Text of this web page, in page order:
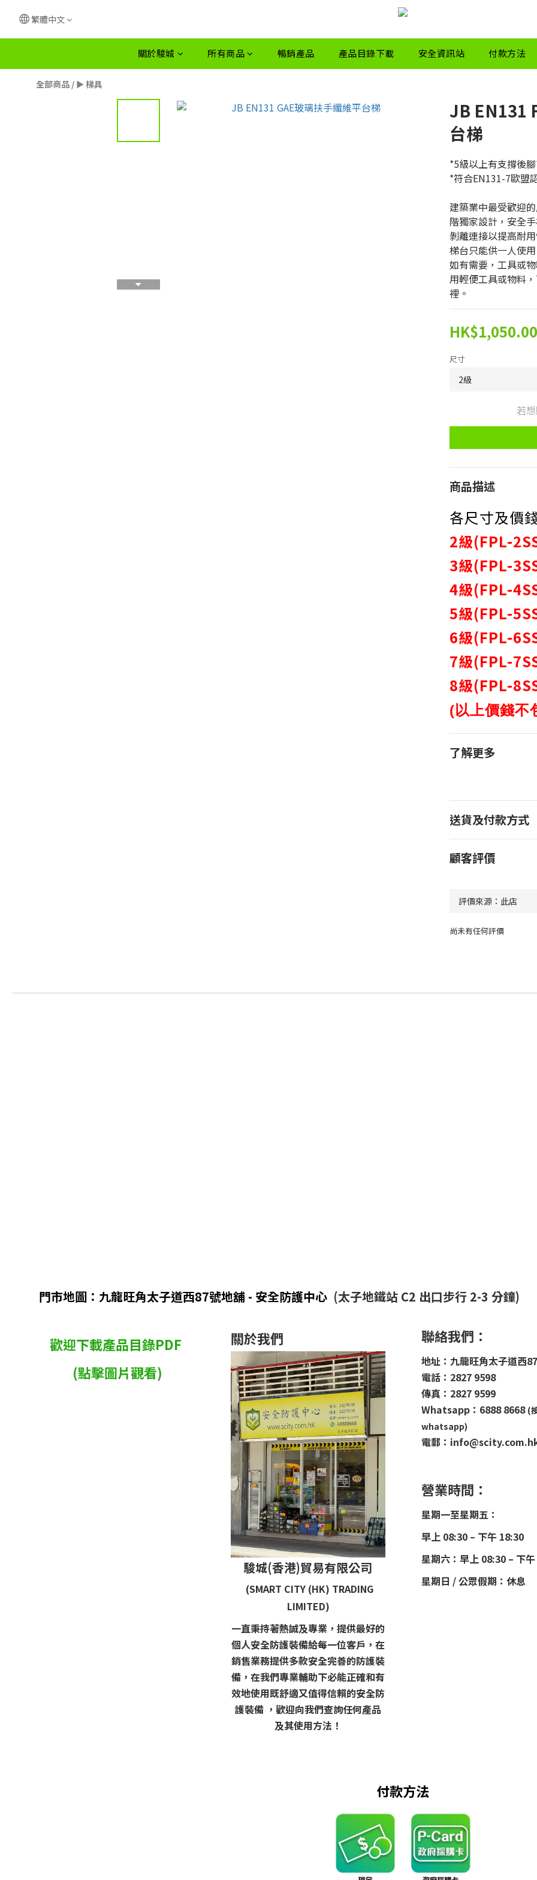
繁體中文
關於駿城 所有商品 暢銷產品 產品目錄下載 安全資訊站 付款方法
全部商品 / ► 梯具
JB EN131
台梯
*5級以上有支撐後
*符合EN131-7歐盟
建築業中最受歡迎
階獨家設計，安全
剝離連接以提高耐
梯台只能供一人使
如有需要，工具或
用輕便工具或物料
裡。
HK$1,050.00
尺寸
若
商品描述
各尺寸及價
2級(FPL-
3級(FPL-
4級(FPL-
5級(FPL-
6級(FPL-
7級(FPL-
8級(FPL-
(以上價錢不
了解更多
送貨及付款方式
顧客評價
尚未有任何評價
門市地圖：九龍旺角太子道西87號地舖 - 安全防護中心 (太子地鐵站 C2 出口步行 2-3 分鐘)
歡迎下載產品目錄PDF
(點擊圖片觀看)
關於我們
駿城(香港)貿易有限公司
(SMART CITY (HK) TRADING
LIMITED)
一直秉持著熱誠及專業，提供最好的
個人安全防護裝備給每一位客戶，在
銷售業務提供多款安全完善的防護裝
備，在我們專業輔助下必能正確和有
效地使用既舒適又值得信賴的安全防
護裝備 ，歡迎向我們查詢任何產品
及其使用方法！
聯絡我們：
地址：九龍旺角太子道西
電話：2827 9598
傳真：2827 9599
Whatsapp：6888 8668 (
whatsapp)
電郵：
營業時間：
星期一至星期五：
早上 08:30 – 下午 18:30
星期六：早上 08:30 – 下
星期日 / 公眾假期：休息
付款方法